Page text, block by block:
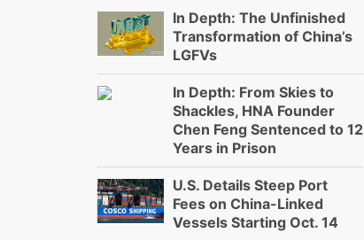
In Depth: The Unfinished
Transformation of China’s
LGFVs
In Depth: From Skies to
Shackles, HNA Founder
Chen Feng Sentenced to 12
Years in Prison
U.S. Details Steep Port
Fees on China-Linked
Vessels Starting Oct. 14